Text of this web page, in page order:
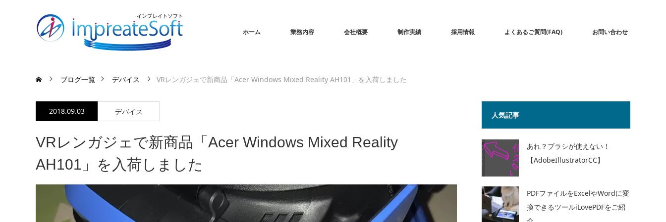
ホーム 業務内容 会社概要 制作実績 採用情報 よくあるご質問(FAQ) お問い合わせ
ブログ一覧 デバイス VRレンガジェで新商品「Acer Windows Mixed Reality AH101」を入荷しました
2018.09.03 デバイス
VRレンガジェで新商品「Acer Windows Mixed Reality
AH101」を入荷しました
人気記事
あれ？ブラシが使えない！
【AdobeIllustratorCC】
PDFファイルをExcelやWordに変
換できるツールiLovePDFをご紹